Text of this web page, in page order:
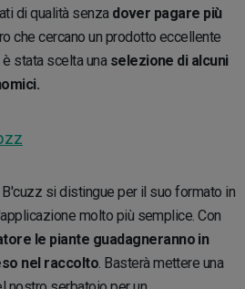
di qualità senza dover pagare più
che cercano un prodotto eccellente
stata scelta una selezione di alcuni
si distingue per il suo formato in
molto più semplice. Con
le piante guadagneranno in
nel raccolto. Basterà mettere una